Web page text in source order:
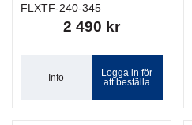
FLXTF-240-345
2 490 kr
Info
Logga in för
att beställa